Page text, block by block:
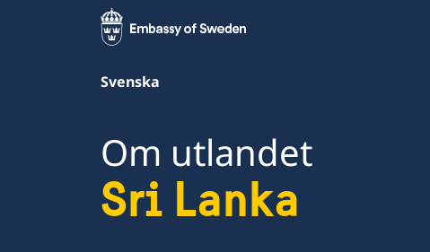
Svenska
Om utlandet
Sri Lanka